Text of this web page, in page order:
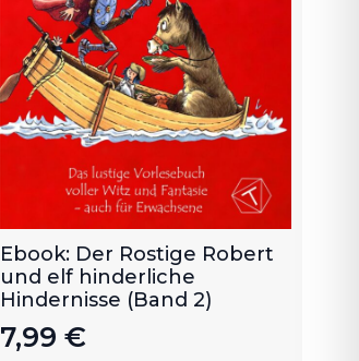
Ebook: Der Rostige Robert
und elf hinderliche
Hindernisse (Band 2)
7,99 €